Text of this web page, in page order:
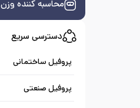
محاسبه کننده وزن
دسترسی سریع
پروفیل ساختمانی
پروفیل صنعتی